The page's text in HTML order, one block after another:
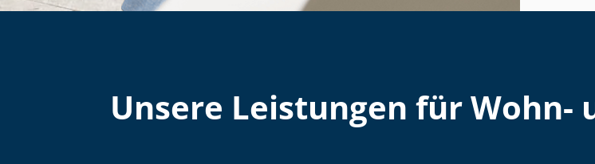
Unsere Leistungen für Wohn-